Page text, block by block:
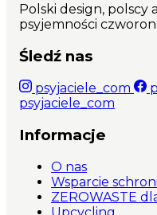
Polski design, polscy
psyjemności
Śledź nas
psyjaciele_com
psyjaciele_com
Informacje
O nas
Wsparcie
ZEROWASTE